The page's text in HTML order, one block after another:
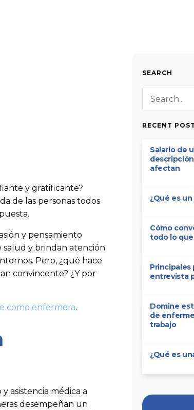
y gratificante?
de las personas todos
y pensamiento
salud y brindan atención
Pero, ¿qué hace
convincente? ¿Y por
como enfermera.
asistencia médica a
desempeñan un
SEARCH
RECENT
Salario de
afectan
¿Qué es
Cómo
todo lo
Principales
entrevista
Domine
de
trabajo
¿Qué es